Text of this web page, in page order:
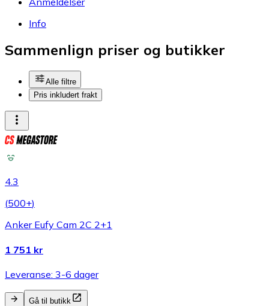
Info
Sammenlign priser og butikker
Alle filtre
Pris inkludert frakt
4.3
(500+)
Anker Eufy Cam 2C 2+1
1 751 kr
Leveranse: 3-6 dager
Gå til butikk